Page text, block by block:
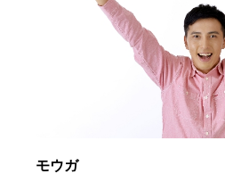
モウガ